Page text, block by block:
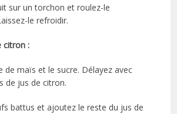
sur un torchon et roulez-le
le refroidir.
citron :
de maïs et le sucre. Délayez avec
de jus de citron.
battus et ajoutez le reste du jus de